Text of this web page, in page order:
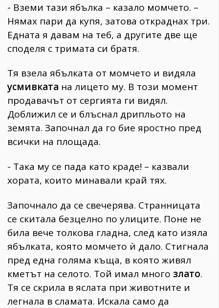
- Вземи тази ябълка – казало момчето. –
Нямах пари да купя, затова откраднах три.
Едната я давам на теб, а другите две ще
споделя с тримата си братя.
Тя взела ябълката от момчето и видяла
усмивката на лицето му. В този момент
продавачът от сергията ги видял.
Доближил се и блъснал дрипльото на
земята. Започнал да го бие яростно пред
всички на площада.
- Така му се пада като краде! – казвали
хората, които минавали край тях.
Започнало да се свечерява. Странницата
се скитала безцелно по улиците. Поне не
била вече толкова гладна, след като изяла
ябълката, която момчето ѝ дало. Стигнала
пред една голяма къща, в която живял
кметът на селото. Той имал много злато.
Тя се скрила в яслата при животните и
легнала в сламата. Искала само да